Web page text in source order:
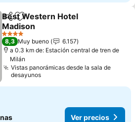
CompartirAgregar a favoritos
Best Western Hotel
Madison
Ver precios
4 Estrellas
8,3 Muy bueno
6.157
a 0.3 km de: Estación central de tren de
Milán
Vistas panorámicas desde la sala de
desayunos
Ver precios